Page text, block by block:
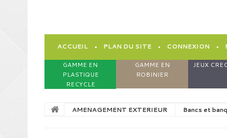
ACCUEIL PLAN DU SITE CONNEXION
GAMME EN
PLASTIQUE
RECYCLE
GAMME EN
ROBINIER
JEUX
AMENAGEMENT EXTERIEUR Bancs et